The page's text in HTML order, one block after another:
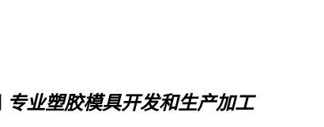
专业塑胶模具开发和生产加工